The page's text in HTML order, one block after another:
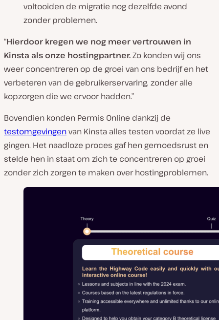
voltooiden de migratie nog dezelfde avond
zonder problemen.
“Hierdoor kregen we nog meer vertrouwen in
Kinsta als onze hostingpartner.Zo konden wij ons
weer concentreren op de groei van ons bedrijf en het
verbeteren van de gebruikerservaring, zonder alle
kopzorgen die we ervoor hadden.”
Bovendien konden Permis Online dankzij de
testomgevingenvan Kinsta alles testen voordat ze live
gingen. Het naadloze proces gaf hen gemoedsrust en
stelde hen in staat om zich te concentreren op groei
zonder zich zorgen te maken over hostingproblemen.